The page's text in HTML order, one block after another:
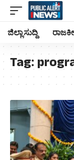
ಜಿಲ್ಲಾ ಸುದ್ದಿ
Tag: